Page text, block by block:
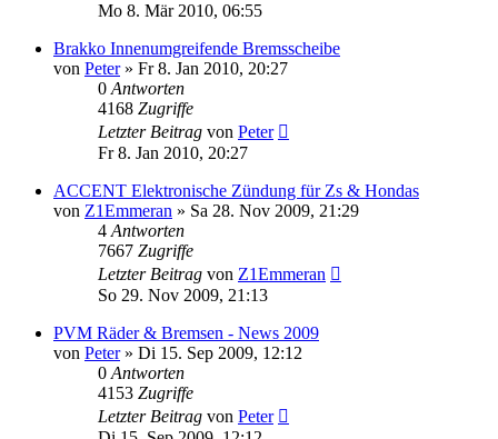
Mo 8. Mär 2010, 06:55
Brakko Innenumgreifende Bremsscheibe
von Peter» Fr 8. Jan 2010, 20:27
0 Antworten
4168 Zugriffe
Letzter Beitrag von Peter
Fr 8. Jan 2010, 20:27
ACCENT Elektronische Zündung für Zs & Hondas
von Z1Emmeran » Sa 28. Nov 2009, 21:29
4 Antworten
7667 Zugriffe
Letzter Beitrag von Z1Emmeran
So 29. Nov 2009, 21:13
PVM Räder & Bremsen - News 2009
von Peter» Di 15. Sep 2009, 12:12
0 Antworten
4153 Zugriffe
Letzter Beitrag von Peter